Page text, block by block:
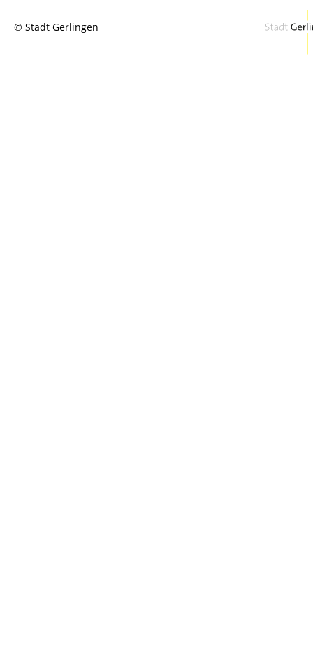
© Stadt Gerlingen